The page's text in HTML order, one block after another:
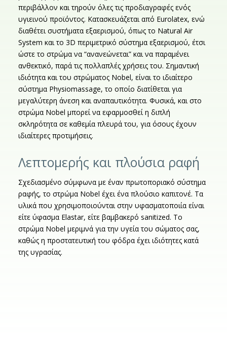
περιβάλλον και τηρούν όλες τις προδιαγραφές ενός
υγιεινού προϊόντος. Κατασκευάζεται από Eurolatex, ενώ
διαθέτει συστήματα εξαερισμού, όπως το Natural Air
System και το 3D περιμετρικό σύστημα εξαερισμού, έτσι
ώστε το στρώμα να “ανανεώνεται” και να παραμένει
ανθεκτικό, παρά τις πολλαπλές χρήσεις του. Σημαντική
ιδιότητα και του στρώματος Nobel, είναι το ιδιαίτερο
σύστημα Physiomassage, το οποίο διατίθεται για
μεγαλύτερη άνεση και αναπαυτικότητα. Φυσικά, και στο
στρώμα Nobel μπορεί να εφαρμοσθεί η διπλή
σκληρότητα σε καθεμία πλευρά του, για όσους έχουν
ιδιαίτερες προτιμήσεις.
Λεπτομερής και πλούσια ραφή
Σχεδιασμένο σύμφωνα με έναν πρωτοποριακό σύστημα
ραφής, το στρώμα Nobel έχει ένα πλούσιο καπιτονέ. Τα
υλικά που χρησιμοποιούνται στην υφασματοποιία είναι
είτε ύφασμα Elastar, είτε βαμβακερό sanitized. Το
στρώμα Nobel μεριμνά για την υγεία του σώματος σας,
καθώς η προστατευτική του φόδρα έχει ιδιότητες κατά
της υγρασίας.